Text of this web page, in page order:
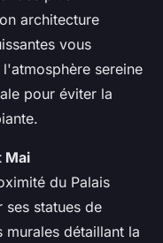
architecture
vous
sereine
pour éviter la
Mai
du Palais
ses statues de
murales détaillant la